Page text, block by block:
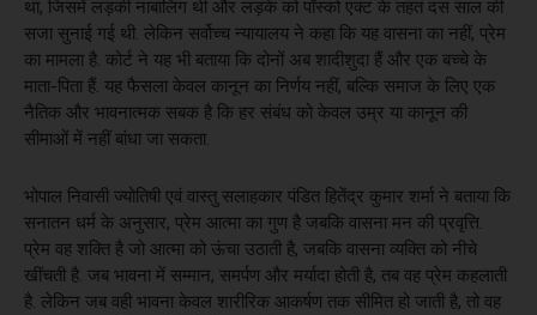
था, जिसमें लड़की नाबालिग थी और लड़के को पॉस्को एक्ट के तहत दस साल की
सजा सुनाई गई थी. लेकिन सर्वोच्च न्यायालय ने कहा कि यह वासना का नहीं, प्रेम
का मामला है. कोर्ट ने यह भी बताया कि दोनों अब शादीशुदा हैं और एक बच्चे के
माता-पिता हैं. यह फैसला केवल कानून का निर्णय नहीं, बल्कि समाज के लिए एक
नैतिक और भावनात्मक सबक है कि हर संबंध को केवल उम्र या कानून की
सीमाओं में नहीं बांधा जा सकता.
भोपाल निवासी ज्योतिषी एवं वास्तु सलाहकार पंडित हितेंद्र कुमार शर्मा ने बताया कि
सनातन धर्म के अनुसार, प्रेम आत्मा का गुण है जबकि वासना मन की प्रवृत्ति.
प्रेम वह शक्ति है जो आत्मा को ऊंचा उठाती है, जबकि वासना व्यक्ति को नीचे
खींचती है. जब भावना में सम्मान, समर्पण और मर्यादा होती है, तब वह प्रेम कहलाती
है. लेकिन जब वही भावना केवल शारीरिक आकर्षण तक सीमित हो जाती है, तो वह